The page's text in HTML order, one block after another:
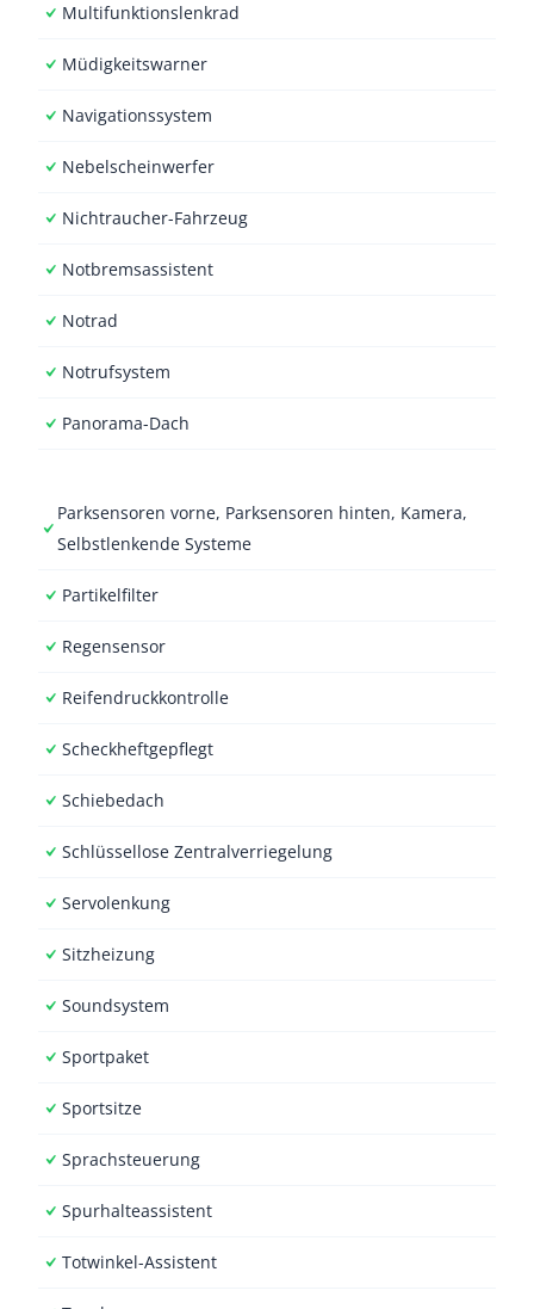
Multifunktionslenkrad
Müdigkeitswarner
Navigationssystem
Nebelscheinwerfer
Nichtraucher-Fahrzeug
Notbremsassistent
Notrad
Notrufsystem
Panorama-Dach
Parksensoren vorne, Parksensoren hinten, Kamera,
Selbstlenkende Systeme
Partikelfilter
Regensensor
Reifendruckkontrolle
Scheckheftgepflegt
Schiebedach
Schlüssellose Zentralverriegelung
Servolenkung
Sitzheizung
Soundsystem
Sportpaket
Sportsitze
Sprachsteuerung
Spurhalteassistent
Totwinkel-Assistent